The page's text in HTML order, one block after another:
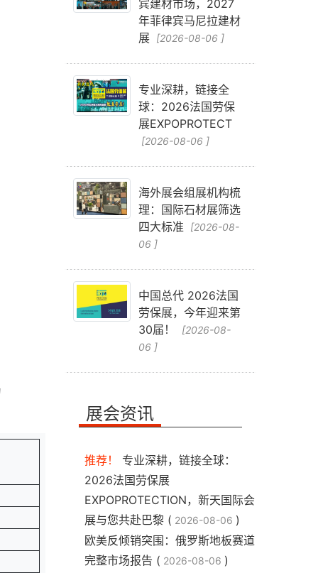
宾建材市场，2027
年菲律宾马尼拉建材
展 [2026-08-06 ]
专业深耕，链接全
球：2026法国劳保
展EXPOPROTECT
[2026-08-06 ]
海外展会组展机构梳
理：国际石材展筛选
四大标准
[2026-08-
06 ]
中国总代 2026法国
劳保展，今年迎来第
30届！
[2026-08-
06 ]
展会资讯
推荐！
专业深耕，链接全球：
2026法国劳保展
EXPOPROTECTION，新天国际会
展与您共赴巴黎 ( 2026-08-06 )
​欧美反倾销突围：俄罗斯地板赛道
完整市场报告 ( 2026-08-06 )